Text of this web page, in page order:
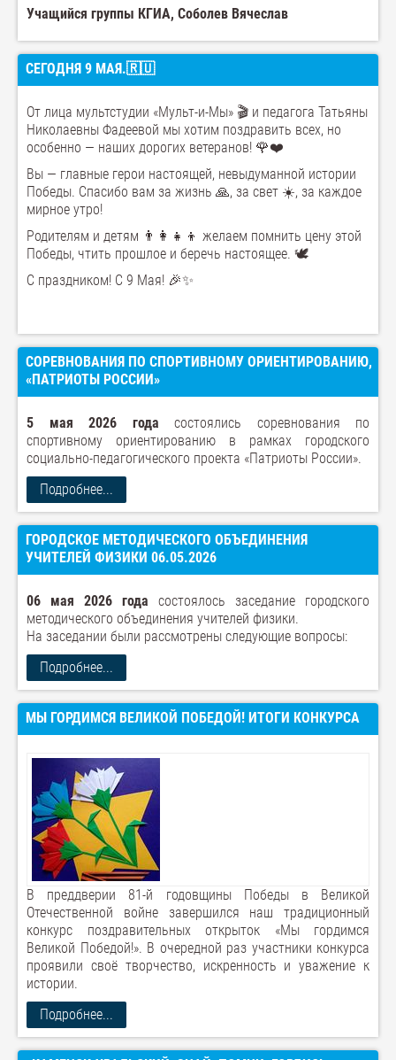
Учащийся группы КГИА, Соболев Вячеслав
СЕГОДНЯ 9 МАЯ.🇷🇺
От лица мультстудии «Мульт-и-Мы» 🎬 и педагога Татьяны
Николаевны Фадеевой мы хотим поздравить всех, но
особенно — наших дорогих ветеранов! 🌹❤️
Вы — главные герои настоящей, невыдуманной истории
Победы. Спасибо вам за жизнь 🙏, за свет ☀️, за каждое
мирное утро!
Родителям и детям 👨‍👩‍👧‍👦 желаем помнить цену этой
Победы, чтить прошлое и беречь настоящее. 🕊️
С праздником! С 9 Мая! 🎉✨
СОРЕВНОВАНИЯ ПО СПОРТИВНОМУ ОРИЕНТИРОВАНИЮ,
«ПАТРИОТЫ РОССИИ»
5 мая 2026 года состоялись соревнования по
спортивному ориентированию в рамках городского
социально-педагогического проекта «Патриоты России».
Подробнее...
ГОРОДСКОЕ МЕТОДИЧЕСКОГО ОБЪЕДИНЕНИЯ
УЧИТЕЛЕЙ ФИЗИКИ 06.05.2026
06 мая 2026 года состоялось заседание городского
методического объединения учителей физики.
На заседании были рассмотрены следующие вопросы:
Подробнее...
МЫ ГОРДИМСЯ ВЕЛИКОЙ ПОБЕДОЙ! ИТОГИ КОНКУРСА
В преддверии 81-й годовщины Победы в Великой
Отечественной войне завершился наш традиционный
конкурс поздравительных открыток «Мы гордимся
Великой Победой!». В очередной раз участники конкурса
проявили своё творчество, искренность и уважение к
истории.
Подробнее...